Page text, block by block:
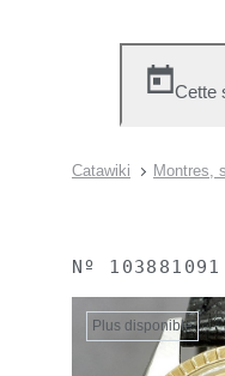
Cette
Catawiki Montres,
Nº 103881091
Plus disponible